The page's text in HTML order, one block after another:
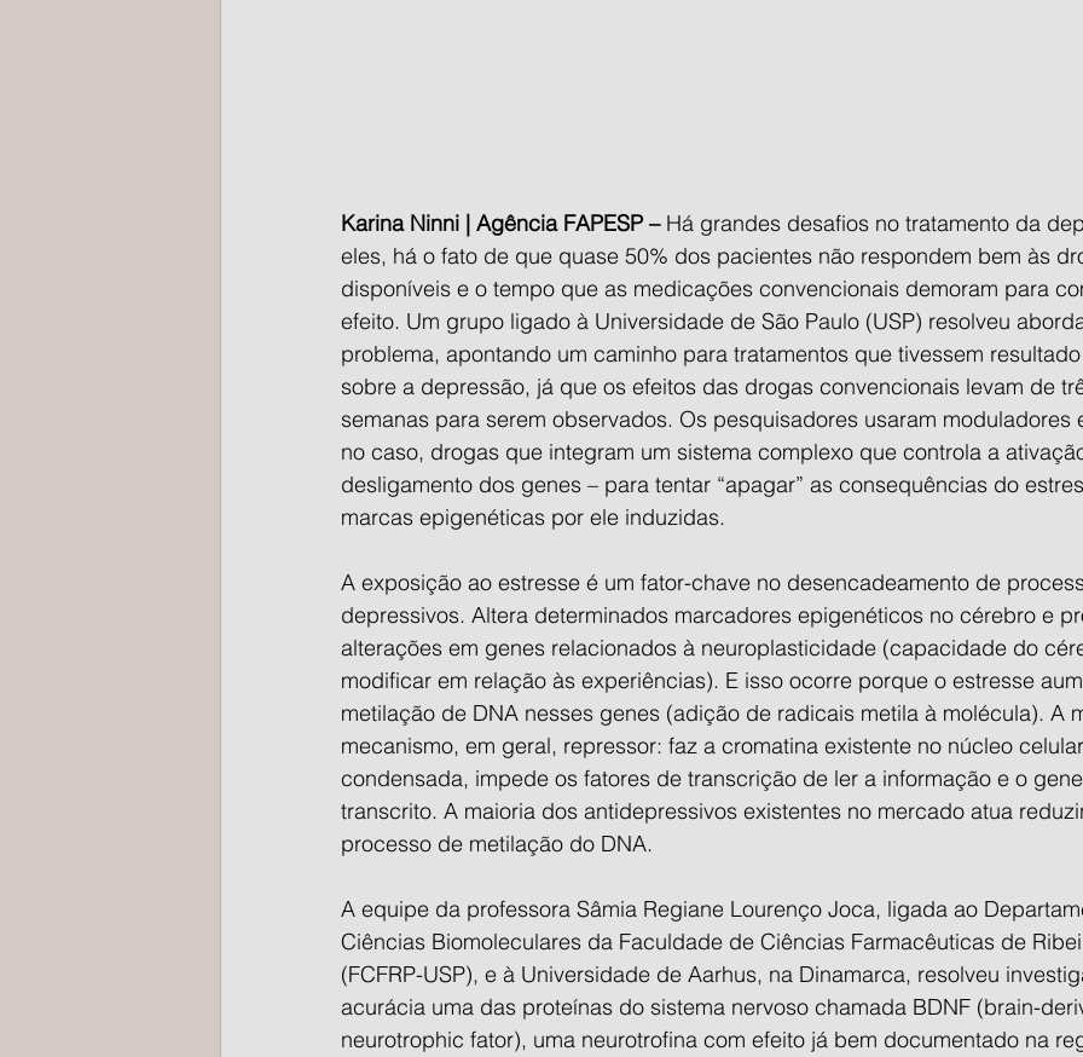
Karina Ninni | Agência FAPESP – Há grandes desafios no tratamento da
eles, há o fato de que quase 50% dos pacientes não respondem bem às
disponíveis e o tempo que as medicações convencionais demoram para
efeito. Um grupo ligado à Universidade de São Paulo (USP) resolveu
problema, apontando um caminho para tratamentos que tivessem
sobre a depressão, já que os efeitos das drogas convencionais levam de
semanas para serem observados. Os pesquisadores usaram
no caso, drogas que integram um sistema complexo que controla a
desligamento dos genes – para tentar “apagar” as consequências do
marcas epigenéticas por ele induzidas.
A exposição ao estresse é um fator-chave no desencadeamento de
depressivos. Altera determinados marcadores epigenéticos no cérebro e
alterações em genes relacionados à neuroplasticidade (capacidade do
modificar em relação às experiências). E isso ocorre porque o estresse
metilação de DNA nesses genes (adição de radicais metila à molécula). A
mecanismo, em geral, repressor: faz a cromatina existente no núcleo
condensada, impede os fatores de transcrição de ler a informação e o
transcrito. A maioria dos antidepressivos existentes no mercado atua
processo de metilação do DNA.
A equipe da professora Sâmia Regiane Lourenço Joca, ligada ao
Ciências Biomoleculares da Faculdade de Ciências Farmacêuticas de
(FCFRP-USP), e à Universidade de Aarhus, na Dinamarca, resolveu
acurácia uma das proteínas do sistema nervoso chamada BDNF (brain-
neurotrophic fator), uma neurotrofina com efeito já bem documentado na